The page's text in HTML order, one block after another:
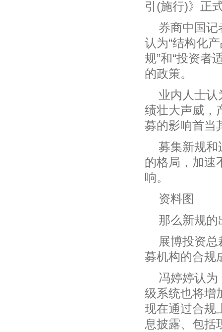
引(施行)》正
券商中国记
认为“结构化
规”和“投资者
的政策。
业内人士
绩壮大声威，
募的影响首当
募集新规和
的格局，加速
响。
资料图
那么新规
展博投资
募机构的合规
冯婷婷认
级系统也将增
现在通过合规
息披露、包括